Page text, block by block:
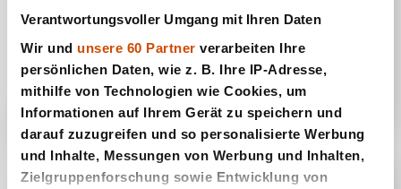
Verantwortungsvoller Umgang mit Ihren Daten
Wir und unsere 60 Partner verarbeiten Ihre
persönlichen Daten, wie z. B. Ihre IP-Adresse,
mithilfe von Technologien wie Cookies, um
Informationen auf Ihrem Gerät zu speichern und
darauf zuzugreifen und so personalisierte Werbung
und Inhalte, Messungen von Werbung und Inhalten,
Zielgruppenforschung sowie Entwicklung von
Gul Bara